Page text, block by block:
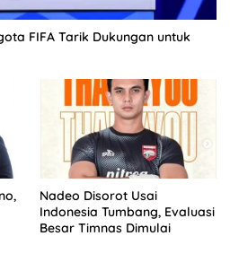
FIFA Tarik Dukungan untuk
Nadeo Disorot Usai
Indonesia Tumbang, Evaluasi
Besar Timnas Dimulai